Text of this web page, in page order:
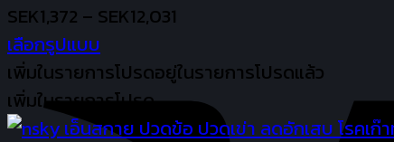
SEK1,372 – SEK12,031
SEK1,372
through
SEK12,031
เลือกรูปแบบ
This
product
has
เพิ่มในรายการโปรดอยู่ในรายการโปรดแล้ว
เพิ่มในรายการโปรด